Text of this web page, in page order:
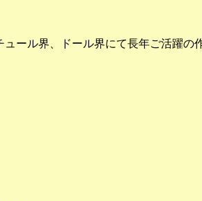
ール界、ドール界にて長年ご活躍の